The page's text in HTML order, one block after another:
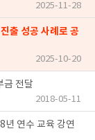
2025-11-28
출 성공 사례로 공
2025-10-20
금 전달
2018-05-11
년 연수 교육 강연